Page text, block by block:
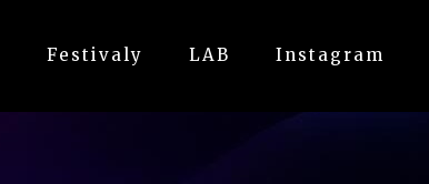
Festivaly LAB Instagram